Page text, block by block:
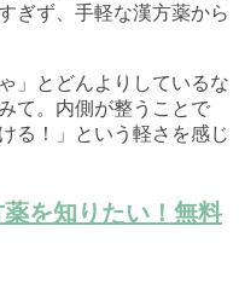
ぎず、手軽な漢方薬から
」とどんよりしているな
て。内側が整うことで
る！」という軽さを感じ
を知りたい！無料